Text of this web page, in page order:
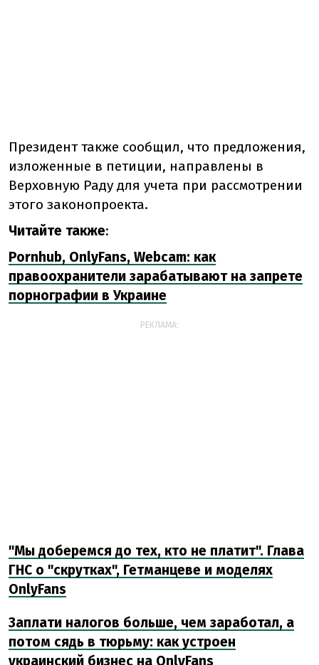
Президент также сообщил, что предложения,
изложенные в петиции, направлены в
Верховную Раду для учета при рассмотрении
этого законопроекта.
Читайте также:
Pornhub, OnlyFans, Webcam: как
правоохранители зарабатывают на запрете
порнографии в Украине
РЕКЛАМА:
"Мы доберемся до тех, кто не платит". Глава
ГНС о "скрутках", Гетманцеве и моделях
OnlyFans
Заплати налогов больше, чем заработал, а
потом сядь в тюрьму: как устроен
украинский бизнес на OnlyFans